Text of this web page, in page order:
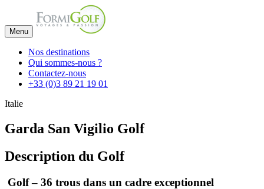
Menu
Nos destinations
Qui sommes-nous ?
Contactez-nous
+33 (0)3 89 21 19 01
Italie
Garda San Vigilio Golf
Description du Golf
Golf – 36 trous dans un cadre exceptionnel